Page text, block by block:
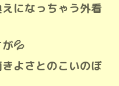
になっちゃう外看
💦
よさとのこいのぼ